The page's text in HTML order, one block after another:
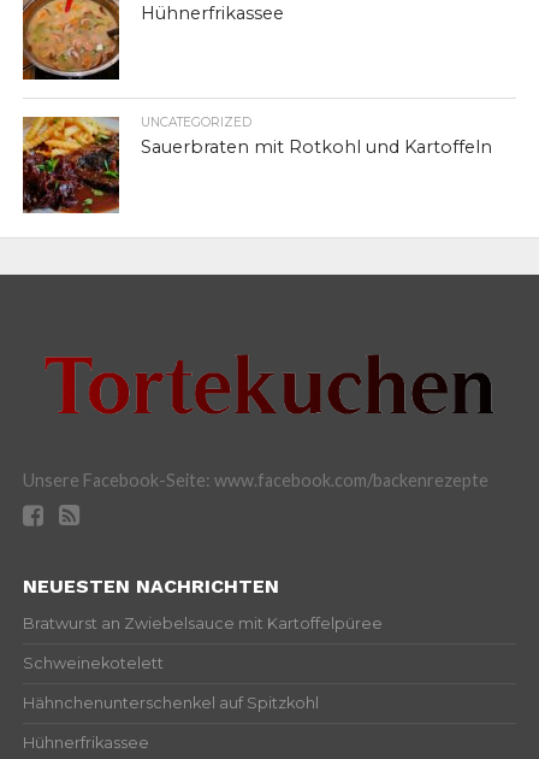
Hühnerfrikassee
UNCATEGORIZED
Sauerbraten mit Rotkohl und Kartoffeln
Unsere Facebook-Seite: www.facebook.com/backenrezepte
NEUESTEN NACHRICHTEN
Bratwurst an Zwiebelsauce mit Kartoffelpüree
Schweinekotelett
Hähnchenunterschenkel auf Spitzkohl
Hühnerfrikassee